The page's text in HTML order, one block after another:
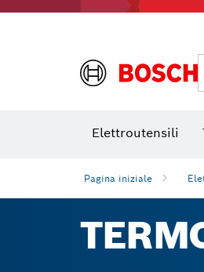
Elettroutensili
Pagina iniziale